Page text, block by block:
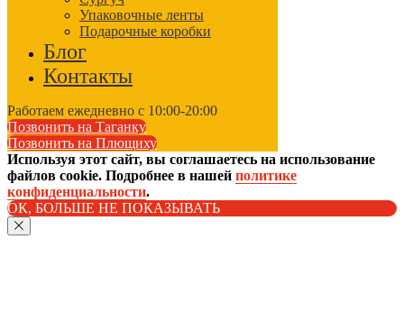
Упаковочные ленты
Подарочные коробки
Блог
Контакты
Работаем ежедневно с 10:00-20:00
Позвонить на Таганку
Позвонить на Плющиху
Используя этот сайт, вы соглашаетесь на использование
файлов cookie. Подробнее в нашей политике
конфиденциальности.
ОК, БОЛЬШЕ НЕ ПОКАЗЫВАТЬ